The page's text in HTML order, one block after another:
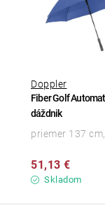
Fiber Golf
dáždnik
Doppler
Skladom
51,13 €
priemer 137